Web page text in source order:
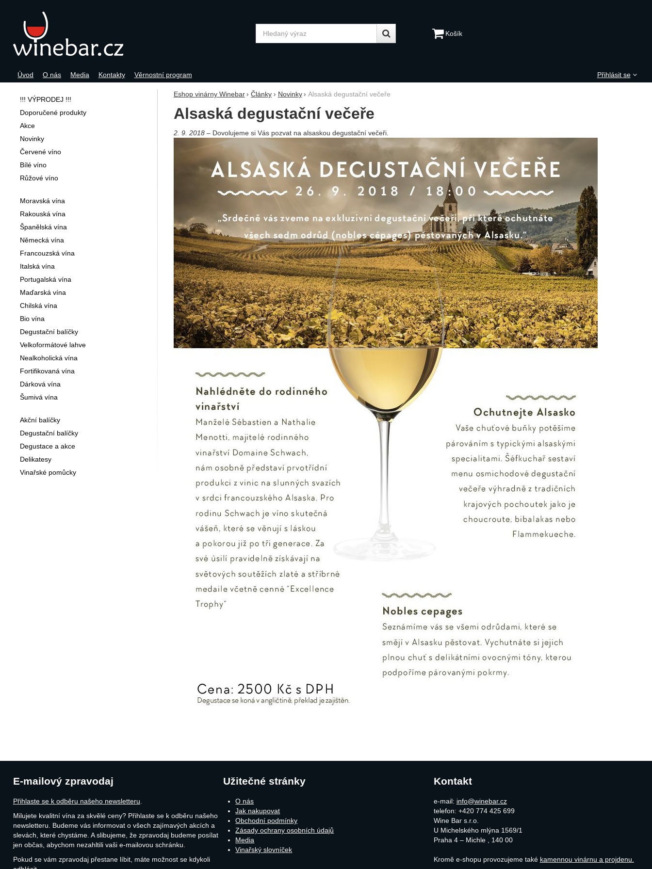
Eshop vinárny Winebar Články Novinky Alsaská degustační večeře
Alsaská degustační večeře
2. 9. 2018 Dovolujeme si Vás pozvat na alsaskou degustační večeři.
!!! VÝPRODEJ !!!
Doporučené produkty
Akce
Novinky
Červené víno
Bílé víno
Růžové víno
Moravská vína
Rakouská vína
Španělská vína
Německá vína
Francouzská vína
Italská vína
Portugalská vína
Maďarská vína
Chilská vína
Bio vína
Degustační balíčky
Velkoformátové lahve
Nealkoholická vína
Fortifikovaná vína
Dárková vína
Šumivá vína
Akční balíčky
Degustační balíčky
Degustace a akce
Delikatesy
Vinařské pomůcky
Navigace
Úvod O nás Media Kontakty Věrnostní program Přihlásit se
Vyhledávání Košík
E-mailový zpravodaj
Přihlaste se k odběru našeho newsletteru
Milujete kvalitní vína za skvělé ceny? Přihlaste se k odběru našeho
newsletteru. Budeme vás informovat o všech zajímavých akcích a
slevách, které chystáme. A slibujeme, že zpravodaj budeme posílat
jen občas, abychom nezahltili vaši e-mailovou schránku.
Pokud se vám zpravodaj přestane líbit, máte možnost se kdykoli
Užitečné stránky
O nás
Jak nakupovat
Obchodní podmínky
Zásady ochrany osobních údajů
Media
Vinařský slovníček
Kontakt
e-mail: info@winebar.cz
telefon: +420 774 425 699
Wine Bar s.r.o.
U Michelského mlýna 1569/1
Praha 4 – Michle
140 00
Kromě e-shopu provozujeme také kamennou vinárnu a projdenu.